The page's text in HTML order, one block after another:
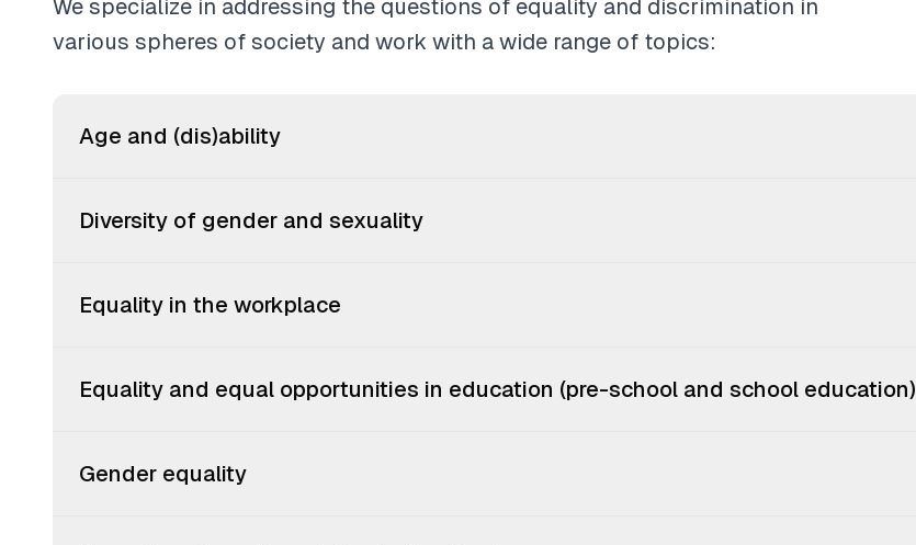
We specialize in addressing the questions of equality and discrimination in
various spheres of society and work with a wide range of topics:
Age and (dis)ability
Diversity of gender and sexuality
Equality in the workplace
Equality and equal opportunities in education (pre-school and school education)
Gender equality